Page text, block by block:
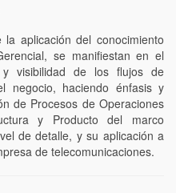
aplicación del conocimiento
se manifiestan en el
visibilidad de los flujos de
negocio, haciendo énfasis y
de Procesos de Operaciones
y Producto del marco
de detalle, y su aplicación a
de telecomunicaciones.